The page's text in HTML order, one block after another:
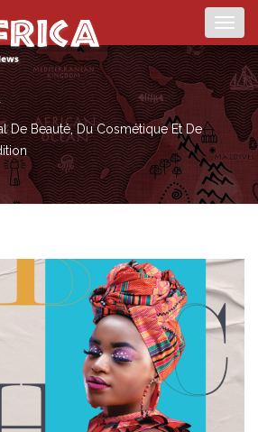
De Beauté, Du Cosmétique Et De